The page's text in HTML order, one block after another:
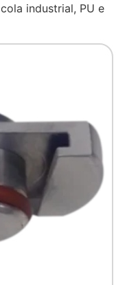
industrial, PU e